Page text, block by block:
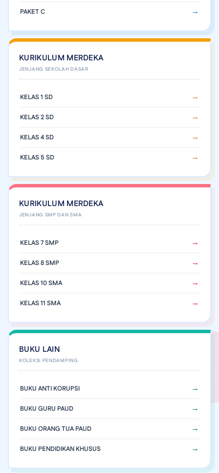
PAKET C
KURIKULUM MERDEKA
KELAS 1 SD
KELAS 2 SD
KELAS 4 SD
KELAS 5 SD
KURIKULUM MERDEKA
KELAS 7 SMP
KELAS 8 SMP
KELAS 10 SMA
KELAS 11 SMA
BUKU LAIN
BUKU ANTI KORUPSI
BUKU GURU PAUD
BUKU ORANG TUA PAUD
BUKU PENDIDIKAN KHUSUS